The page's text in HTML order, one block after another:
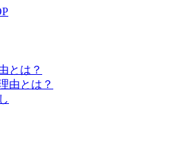
とは？
由とは？